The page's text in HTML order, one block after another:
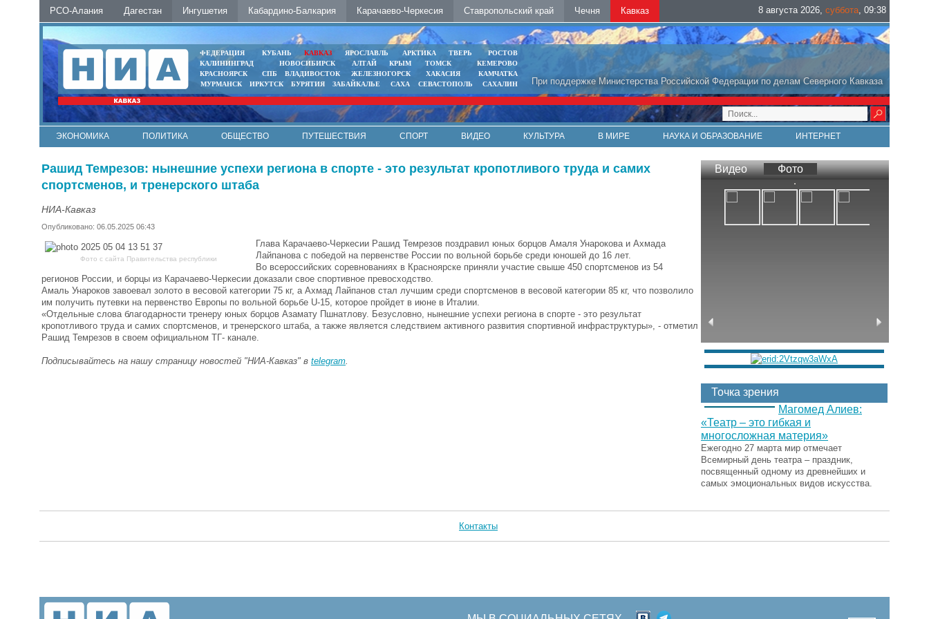
РСО-Алания Дагестан Ингушетия Кабардино-Балкария Карачаево-Черкесия Ставропольский край Чечня Кавказ 8 августа 2026, суббота, 09:38
При поддержке Министерства Российской Федерации по делам Северного Кавказа
ФЕДЕРАЦИЯ КУБАНЬ КАВКАЗ ЯРОСЛАВЛЬ АРКТИКА ТВЕРЬ
РОСТОВ
КАЛИНИНГРАД
НОВОСИБИРСК АЛТАЙ КРЫМ ТОМСК
КЕМЕРОВО
КРАСНОЯРСК
СПБ ВЛАДИВОСТОК ЖЕЛЕЗНОГОРСК ХАКАСИЯ
КАМЧАТКА
МУРМАНСК
ИРКУТСК БУРЯТИЯ ЗАБАЙКАЛЬЕ САХА СЕВАСТОПОЛЬ САХАЛИН
ЭКОНОМИКА ПОЛИТИКА ОБЩЕСТВО ПУТЕШЕСТВИЯ СПОРТ ВИДЕО КУЛЬТУРА В МИРЕ НАУКА И ОБРАЗОВАНИЕ
ИНТЕРНЕТ
Рашид Темрезов: нынешние успехи региона в спорте - это результат кропотливого труда и самих
спортсменов, и тренерского штаба
НИА-Кавказ
Опубликовано: 06.05.2025 06:43
Фото с сайта Правительства республики
Глава Карачаево-Черкесии Рашид Темрезов поздравил юных борцов Амаля Унарокова и Ахмада
Лайпанова с победой на первенстве России по вольной борьбе среди юношей до 16 лет.
Во всероссийских соревнованиях в Красноярске приняли участие свыше 450 спортсменов из 54
регионов России, и борцы из Карачаево-Черкесии доказали свое спортивное превосходство.
Амаль Унароков завоевал золото в весовой категории 75 кг, а Ахмад Лайпанов стал лучшим среди спортсменов в весовой категории 85 кг, что позволило
им получить путевки на первенство Европы по вольной борьбе U-15, которое пройдет в июне в Италии.
«Отдельные слова благодарности тренеру юных борцов Азамату Пшнатлову. Безусловно, нынешние успехи региона в спорте - это результат
кропотливого труда и самих спортсменов, и тренерского штаба, а также является следствием активного развития спортивной инфраструктуры», - отметил
Рашид Темрезов в своем официальном ТГ- канале.
Подписывайтесь на нашу страницу новостей "НИА-Кавказ" в telegram
Видео Фото
Точка зрения
Магомед Алиев:
«Театр – это гибкая и
многосложная материя»
Ежегодно 27 марта мир отмечает
Всемирный день театра – праздник,
посвященный одному из древнейших и
самых эмоциональных видов искусства.
Контакты